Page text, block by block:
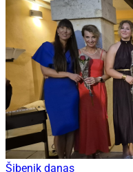
Šibenik danas